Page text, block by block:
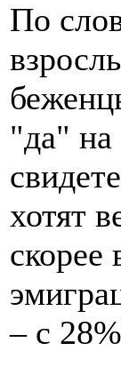
По
"да" на
хотят
– с